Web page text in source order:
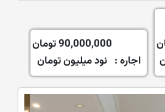
اجاره :
90,000,000 تومان
نود میلیون تومان